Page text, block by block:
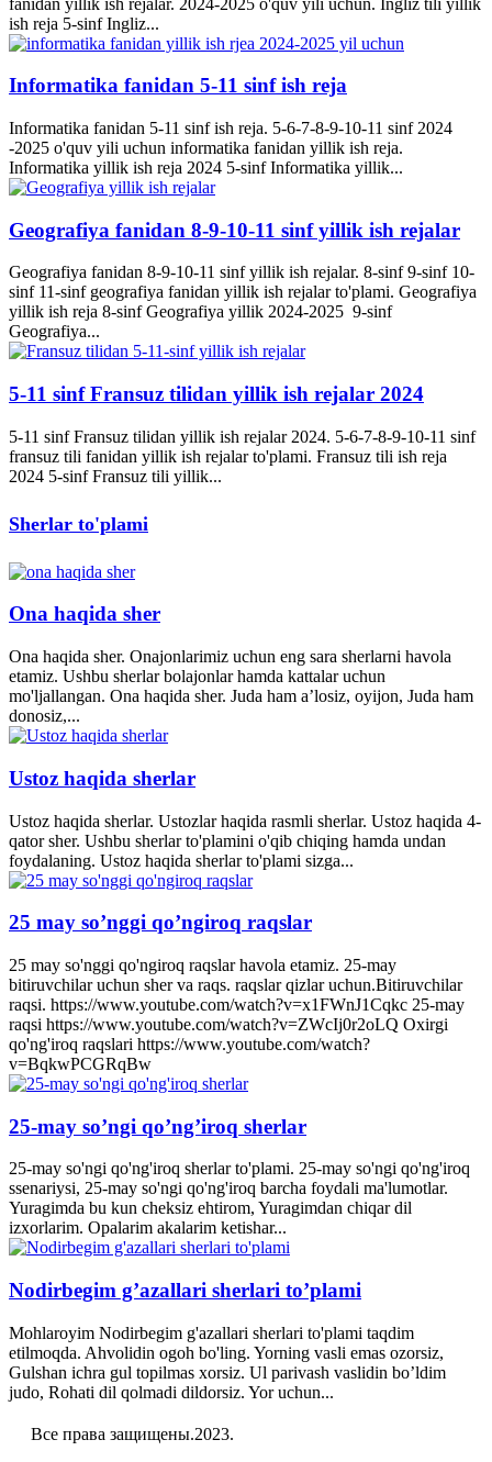
ish reja 5-sinf Ingliz...
Informatika fanidan 5-11 sinf ish reja
Informatika fanidan 5-11 sinf ish reja. 5-6-7-8-9-10-11 sinf 2024
-2025 o'quv yili uchun informatika fanidan yillik ish reja.
Informatika yillik ish reja 2024 5-sinf Informatika yillik...
Geografiya fanidan 8-9-10-11 sinf yillik ish rejalar
Geografiya fanidan 8-9-10-11 sinf yillik ish rejalar. 8-sinf 9-sinf 10-
sinf 11-sinf geografiya fanidan yillik ish rejalar to'plami. Geografiya
yillik ish reja 8-sinf Geografiya yillik 2024-2025 9-sinf
Geografiya...
5-11 sinf Fransuz tilidan yillik ish rejalar 2024
5-11 sinf Fransuz tilidan yillik ish rejalar 2024. 5-6-7-8-9-10-11 sinf
fransuz tili fanidan yillik ish rejalar to'plami. Fransuz tili ish reja
2024 5-sinf Fransuz tili yillik...
Sherlar to'plami
Ona haqida sher
Ona haqida sher. Onajonlarimiz uchun eng sara sherlarni havola
etamiz. Ushbu sherlar bolajonlar hamda kattalar uchun
mo'ljallangan. Ona haqida sher. Juda ham a’losiz, oyijon, Juda ham
donosiz,...
Ustoz haqida sherlar
Ustoz haqida sherlar. Ustozlar haqida rasmli sherlar. Ustoz haqida 4-
qator sher. Ushbu sherlar to'plamini o'qib chiqing hamda undan
foydalaning. Ustoz haqida sherlar to'plami sizga...
25 may so’nggi qo’ngiroq raqslar
25 may so'nggi qo'ngiroq raqslar havola etamiz. 25-may
bitiruvchilar uchun sher va raqs. raqslar qizlar uchun.Bitiruvchilar
raqsi. https://www.youtube.com/watch?v=x1FWnJ1Cqkc 25-may
raqsi https://www.youtube.com/watch?v=ZWcIj0r2oLQ Oxirgi
qo'ng'iroq raqslari https://www.youtube.com/watch?
v=BqkwPCGRqBw
25-may so’ngi qo’ng’iroq sherlar
25-may so'ngi qo'ng'iroq sherlar to'plami. 25-may so'ngi qo'ng'iroq
ssenariysi, 25-may so'ngi qo'ng'iroq barcha foydali ma'lumotlar.
Yuragimda bu kun cheksiz ehtirom, Yuragimdan chiqar dil
izxorlarim. Opalarim akalarim ketishar...
Nodirbegim g’azallari sherlari to’plami
Mohlaroyim Nodirbegim g'azallari sherlari to'plami taqdim
etilmoqda. Ahvolidin ogoh bo'ling. Yorning vasli emas ozorsiz,
Gulshan ichra gul topilmas xorsiz. Ul parivash vaslidin bo’ldim
judo, Rohati dil qolmadi dildorsiz. Yor uchun...
Все права защищены.2023.